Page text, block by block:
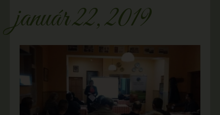
január 22, 2019